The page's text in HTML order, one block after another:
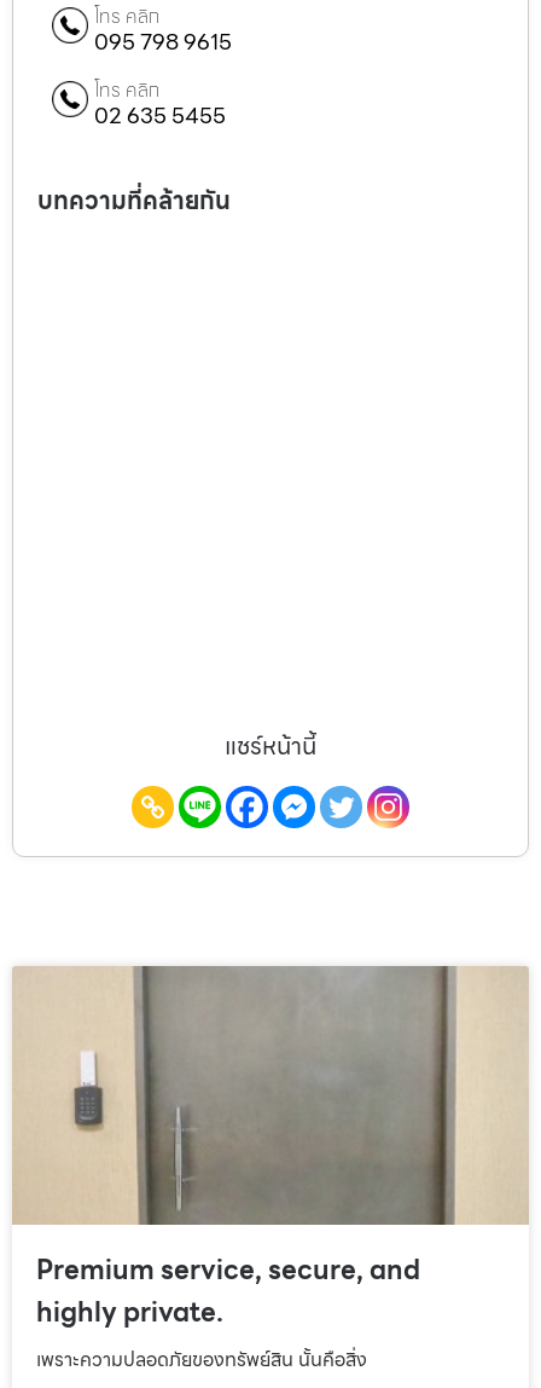
โทร คลิก
095 798 9615
โทร คลิก
02 635 5455
บทความที่คล้ายกัน
แชร์หน้านี้
Premium service, secure, and
highly private.
เพราะความปลอดภัยของทรัพย์สิน นั้นคือสิ่ง